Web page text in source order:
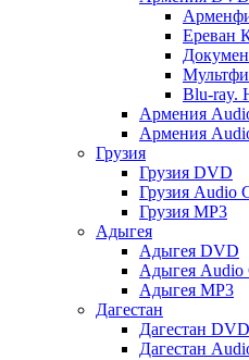
Ереван
Blu-ray.
Армения
Армения
Грузия
Грузия DVD
Грузия Audio
Грузия MP3
Адыгея
Адыгея DVD
Адыгея Audio
Адыгея MP3
Дагестан
Дагестан DVD
Дагестан